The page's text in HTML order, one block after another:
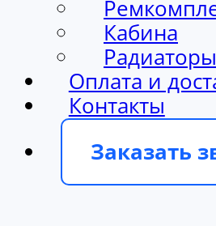
Кабина
Радиаторы
Оплата и
Контакты
Заказать